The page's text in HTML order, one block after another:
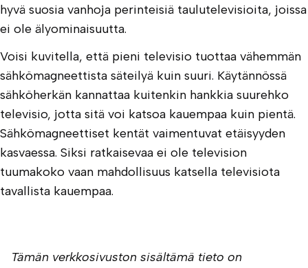
hyvä suosia vanhoja perinteisiä taulutelevisioita, joissa
ei ole älyominaisuutta.
Voisi kuvitella, että pieni televisio tuottaa vähemmän
sähkömagneettista säteilyä kuin suuri. Käytännössä
sähköherkän kannattaa kuitenkin hankkia suurehko
televisio, jotta sitä voi katsoa kauempaa kuin pientä.
Sähkömagneettiset kentät vaimentuvat etäisyyden
kasvaessa. Siksi ratkaisevaa ei ole television
tuumakoko vaan mahdollisuus katsella televisiota
tavallista kauempaa.
Tämän verkkosivuston sisältämä tieto on